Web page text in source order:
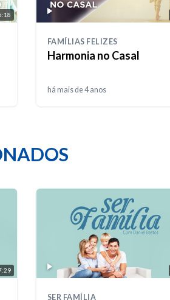
FAMÍLIAS FELIZES
Harmonia no Casal
há mais de 4 anos
SER FAMÍLIA